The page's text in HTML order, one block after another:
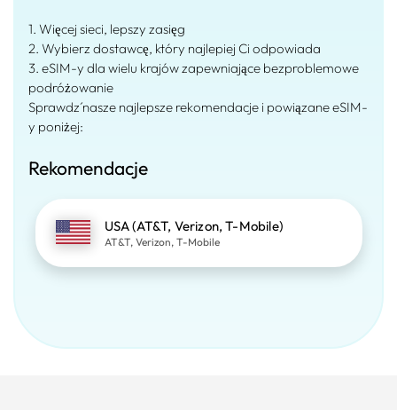
1. Więcej sieci, lepszy zasięg
2. Wybierz dostawcę, który najlepiej Ci odpowiada
3. eSIM-y dla wielu krajów zapewniające bezproblemowe
podróżowanie
Sprawdź nasze najlepsze rekomendacje i powiązane eSIM-
y poniżej:
Rekomendacje
USA (AT&T, Verizon, T-Mobile)
AT&T, Verizon, T-Mobile